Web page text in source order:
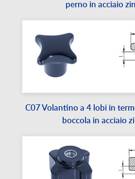
perno in acciaio
C07 Volantino a 4 lobi in
boccola in acciaio